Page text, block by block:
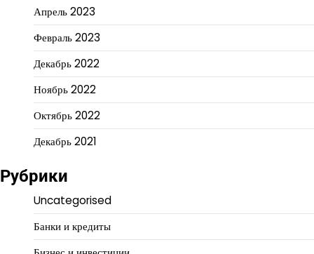
Апрель 2023
Февраль 2023
Декабрь 2022
Ноябрь 2022
Октябрь 2022
Декабрь 2021
Рубрики
Uncategorised
Банки и кредиты